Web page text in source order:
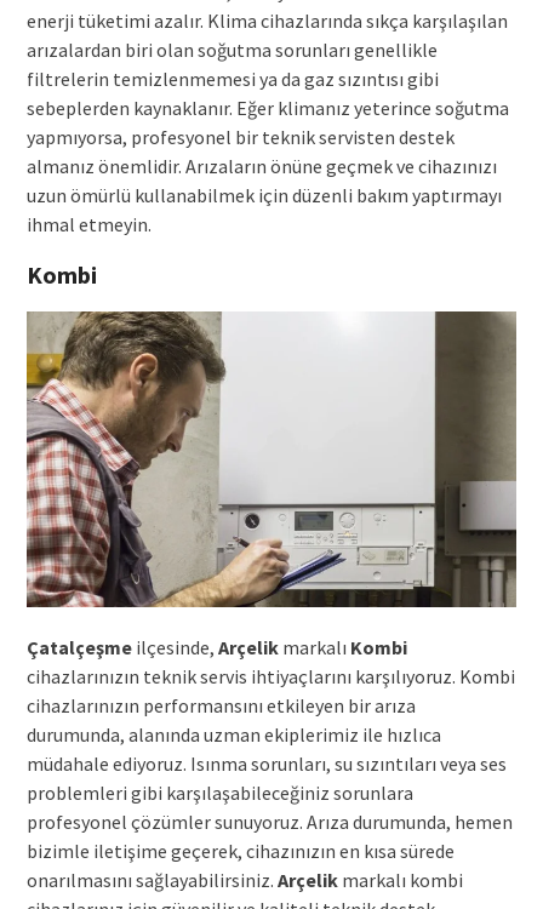
enerji tüketimi azalır. Klima cihazlarında sıkça karşılaşılan
arızalardan biri olan soğutma sorunları genellikle
filtrelerin temizlenmemesi ya da gaz sızıntısı gibi
sebeplerden kaynaklanır. Eğer klimanız yeterince soğutma
yapmıyorsa, profesyonel bir teknik servisten destek
almanız önemlidir. Arızaların önüne geçmek ve cihazınızı
uzun ömürlü kullanabilmek için düzenli bakım yaptırmayı
ihmal etmeyin.
Kombi
Çatalçeşmeilçesinde, Arçelikmarkalı Kombi
cihazlarınızın teknik servis ihtiyaçlarını karşılıyoruz. Kombi
cihazlarınızın performansını etkileyen bir arıza
durumunda, alanında uzman ekiplerimiz ile hızlıca
müdahale ediyoruz. Isınma sorunları, su sızıntıları veya ses
problemleri gibi karşılaşabileceğiniz sorunlara
profesyonel çözümler sunuyoruz. Arıza durumunda, hemen
bizimle iletişime geçerek, cihazınızın en kısa sürede
onarılmasını sağlayabilirsiniz. Arçelikmarkalı kombi